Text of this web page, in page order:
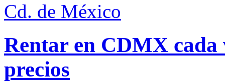
Cd. de México
Rentar en CDMX cada
precios